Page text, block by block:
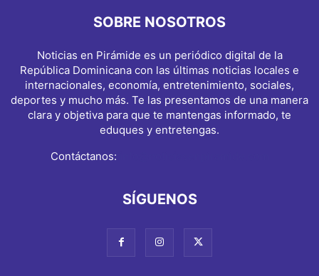
SOBRE NOSOTROS
Noticias en Pirámide es un periódico digital de la
República Dominicana con las últimas noticias locales e
internacionales, economía, entretenimiento, sociales,
deportes y mucho más. Te las presentamos de una manera
clara y objetiva para que te mantengas informado, te
eduques y entretengas.
Contáctanos:
SÍGUENOS